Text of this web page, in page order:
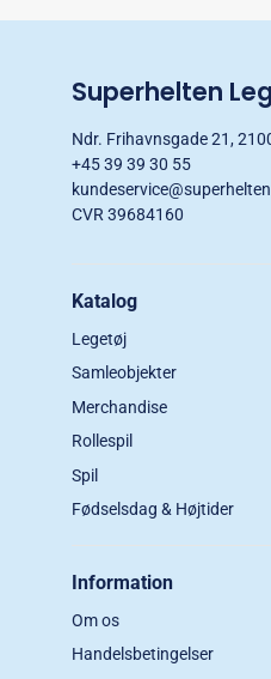
Superhelten
Ndr. Frihavnsgade 21,
+45 39 39 30 55
CVR 39684160
Katalog
Legetøj
Samleobjekter
Merchandise
Rollespil
Spil
Fødselsdag & Højtider
Information
Om os
Handelsbetingelser